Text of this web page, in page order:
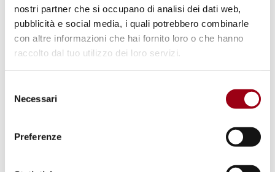
nostri partner che si occupano di analisi dei dati web,
pubblicità e social media, i quali potrebbero combinarle
con altre informazioni che hai fornito loro o che hanno
raccolto dal tuo utilizzo dei loro servizi.
delNecessari
Preferenze